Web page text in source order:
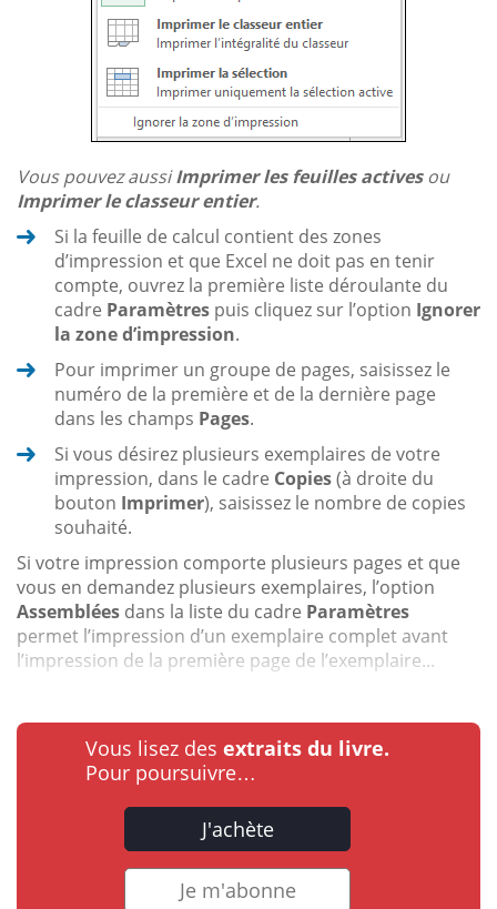
Vous pouvez aussiImprimer les feuilles activesou
Imprimer le classeur entier.
Si la feuille de calcul contient des zones
d’impression et que Excel ne doit pas en tenir
compte, ouvrez la première liste déroulante du
cadre Paramètres puis cliquez sur l’option Ignorer
la zone d’impression.
Pour imprimer un groupe de pages, saisissez le
numéro de la première et de la dernière page
dans les champs Pages.
Si vous désirez plusieurs exemplaires de votre
impression, dans le cadre Copies(à droite du
bouton Imprimer), saisissez le nombre de copies
souhaité.
Si votre impression comporte plusieurs pages et que
vous en demandez plusieurs exemplaires, l’option
Assemblées dans la liste du cadre Paramètres
permet l’impression d’un exemplaire complet avant
l’impression de la première page de l’exemplaire...
Vous lisez des extraits du livre.
Pour poursuivre…
J'achète
Je m'abonne